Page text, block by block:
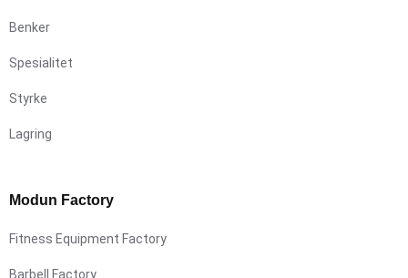
Benker
Spesialitet
Styrke
Lagring
Modun Factory
Fitness Equipment Factory
Barbell Factory